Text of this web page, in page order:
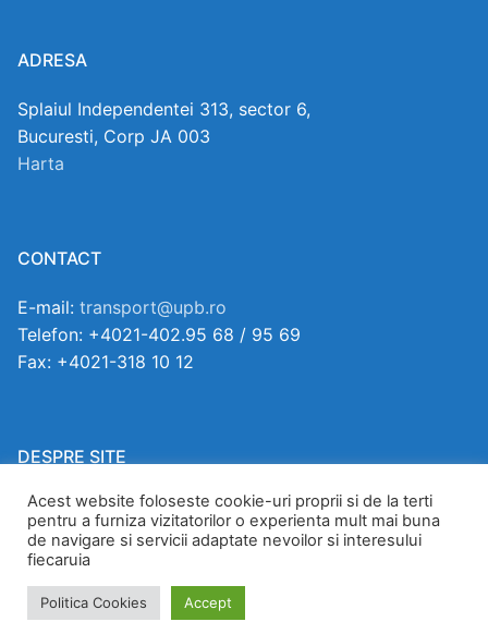
ADRESA
Splaiul Independentei 313, sector 6,
Bucuresti, Corp JA 003
Harta
CONTACT
E-mail: transport@upb.ro
Telefon: +4021-402.95 68 / 95 69
Fax: +4021-318 10 12
DESPRE SITE
Copyright ©2026.
Toate drepturile rezervate.
Mai multe.
Acest website foloseste cookie-uri proprii si de la terti
pentru a furniza vizitatorilor o experienta mult mai buna
de navigare si servicii adaptate nevoilor si interesului
fiecaruia
Politica Cookies Accept